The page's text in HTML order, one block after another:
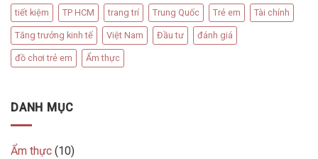
tiết kiệm TP HCM trang trí Trung Quốc Trẻ em Tài chính
Tăng trưởng kinh tế Việt Nam Đầu tư đánh giá
đồ chơi trẻ em Ẩm thực
DANH MỤC
Ẩm thực (10)